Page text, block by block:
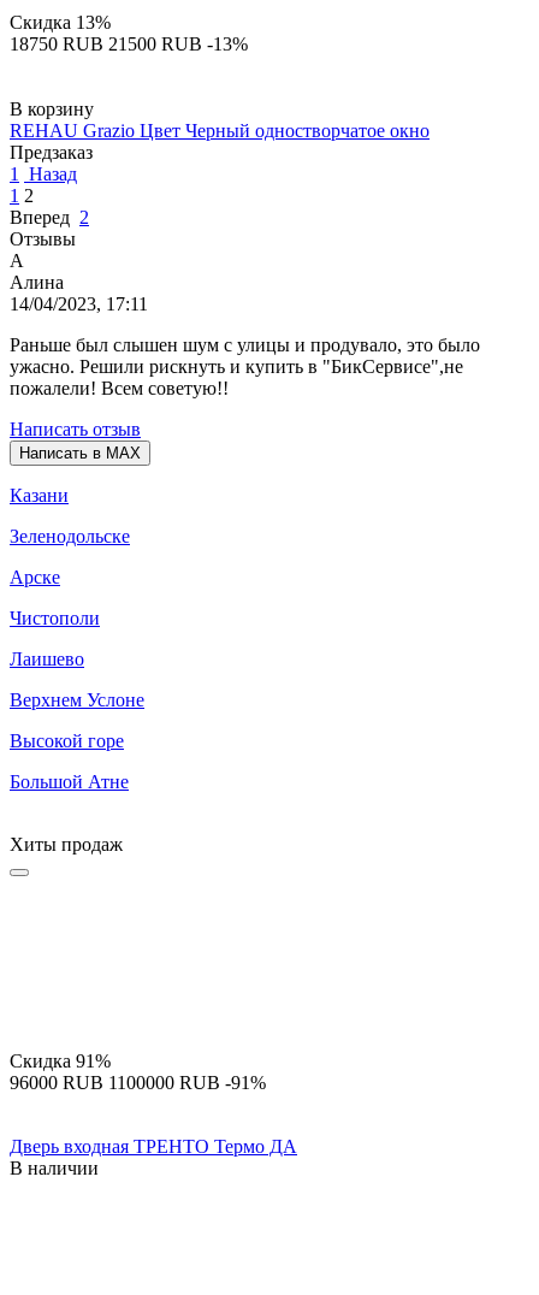
Скидка 13%
‍18750‍ RUB ‍21500‍ RUB -13%
В корзину
REHAU Grazio Цвет Черный одностворчатое окно
Предзаказ
1
Назад
1 2
Вперед 2
Отзывы
А
Алина
14/04/2023, 17:11
Раньше был слышен шум с улицы и продувало, это было
ужасно. Решили рискнуть и купить в "БикСервисе",не
пожалели! Всем советую!!
Написать отзыв
Написать в MAX
Казани
Зеленодольске
Арске
Чистополи
Лаишево
Верхнем Услоне
Высокой горе
Большой Атне
Хиты продаж
Скидка 91%
‍96000‍ RUB ‍1100000‍ RUB -91%
Дверь входная ТРЕНТО Термо ДА
В наличии